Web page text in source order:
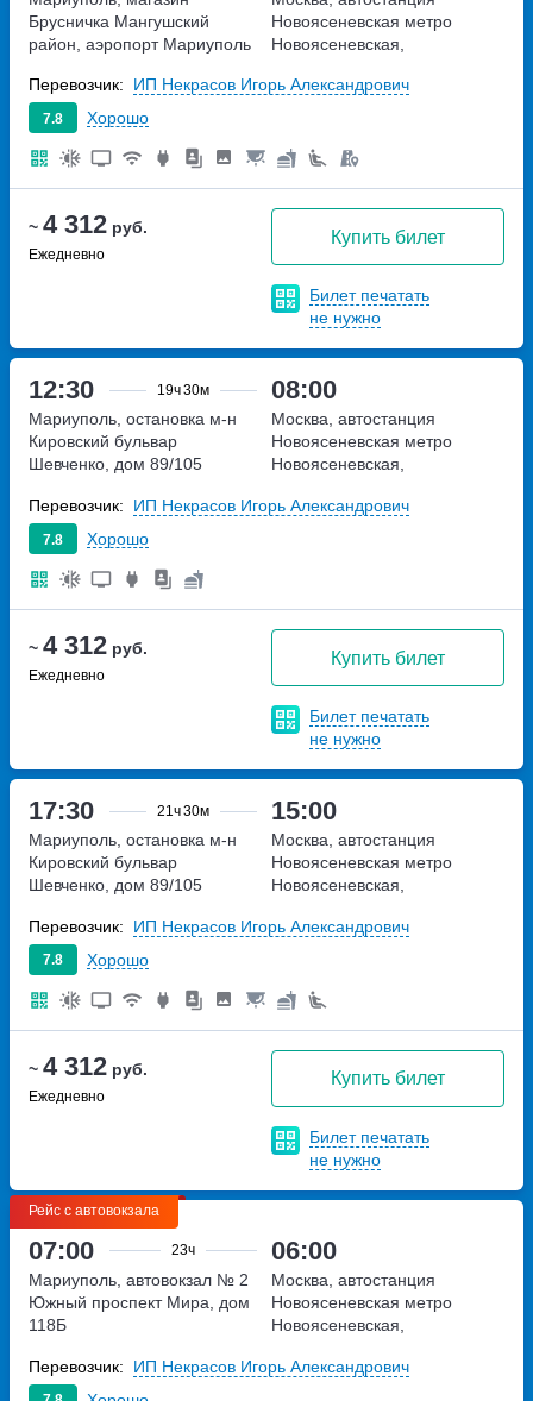
~ 4 312 руб.
Ежедневно
Купить билет
Билет печатать
не нужно
Брусничка Мангушский
район, аэропорт Мариуполь
Новоясеневская метро
Новоясеневская,
владение 4
7.8 Хорошо
Перевозчик: ИП Некрасов Игорь Александрович
12:30 19ч30м 08:00
~ 4 312 руб.
Ежедневно
Купить билет
Билет печатать
не нужно
Мариуполь, остановка м-н
Кировский бульвар
Шевченко, дом 89/105
Москва, автостанция
Новоясеневская метро
Новоясеневская,
владение 4
7.8 Хорошо
Перевозчик: ИП Некрасов Игорь Александрович
17:30 21ч30м 15:00
~ 4 312 руб.
Ежедневно
Купить билет
Билет печатать
не нужно
Мариуполь, остановка м-н
Кировский бульвар
Шевченко, дом 89/105
Москва, автостанция
Новоясеневская метро
Новоясеневская,
владение 4
7.8 Хорошо
Перевозчик: ИП Некрасов Игорь Александрович
Рейс с автовокзала
07:00 23ч 06:00
Мариуполь, автовокзал № 2
Южный проспект Мира, дом
118Б
Москва, автостанция
Новоясеневская метро
Новоясеневская,
владение 4
Перевозчик: ИП Некрасов Игорь Александрович